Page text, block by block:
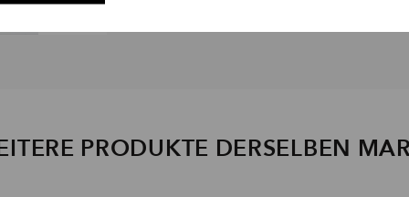
PRODUKTE DERSELBEN